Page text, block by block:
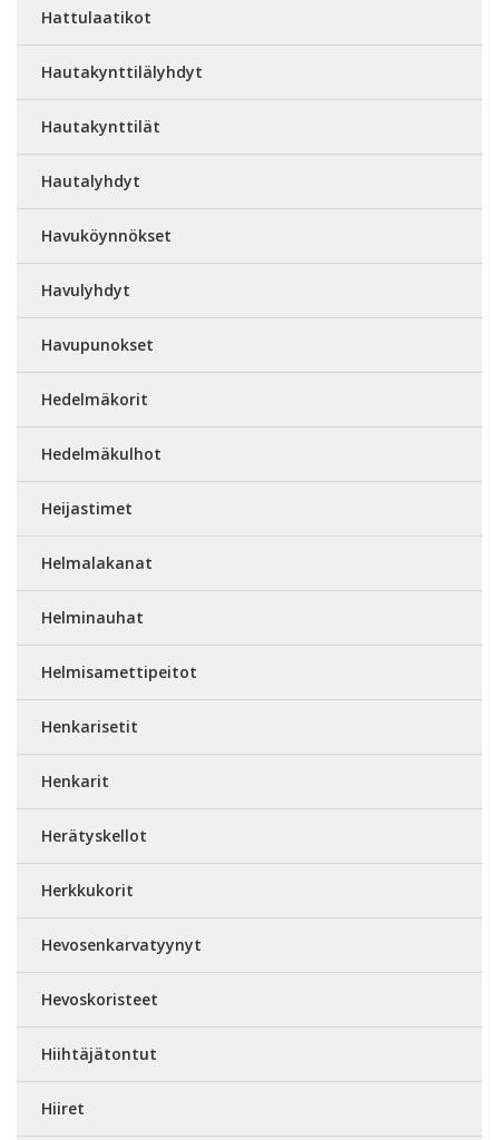
Hattulaatikot
Hautakynttilälyhdyt
Hautakynttilät
Hautalyhdyt
Havuköynnökset
Havulyhdyt
Havupunokset
Hedelmäkorit
Hedelmäkulhot
Heijastimet
Helmalakanat
Helminauhat
Helmisamettipeitot
Henkarisetit
Henkarit
Herätyskellot
Herkkukorit
Hevosenkarvatyynyt
Hevoskoristeet
Hiihtäjätontut
Hiiret